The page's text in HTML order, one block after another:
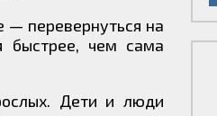
— перевернуться на
быстрее, чем сама
Дети и люди